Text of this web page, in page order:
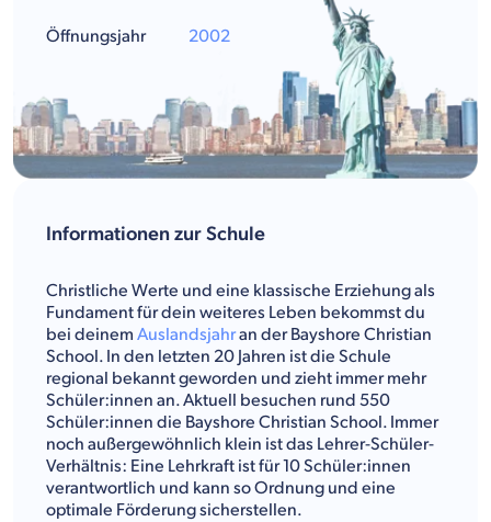
Informationen zur Schule
Christliche Werte und eine klassische Erziehung als
Fundament für dein weiteres Leben bekommst du
bei deinem Auslandsjahran der Bayshore Christian
School. In den letzten 20 Jahren ist die Schule
regional bekannt geworden und zieht immer mehr
Schüler:innen an. Aktuell besuchen rund 550
Schüler:innen die Bayshore Christian School. Immer
noch außergewöhnlich klein ist das Lehrer-Schüler-
Verhältnis: Eine Lehrkraft ist für 10 Schüler:innen
verantwortlich und kann so Ordnung und eine
optimale Förderung sicherstellen.
Öffnungsjahr 2002